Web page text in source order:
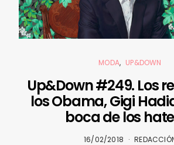
MODA UP&DOWN
Up&Down #249. Los
los Obama, Gigi
boca de los
16/02/2018